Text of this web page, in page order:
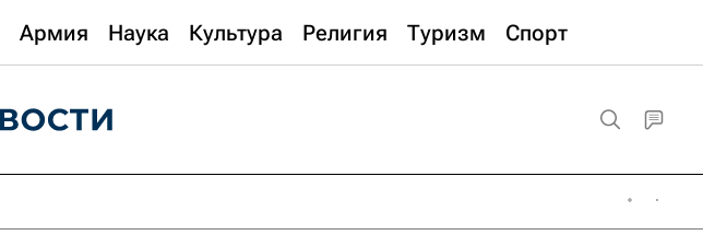
Армия Наука Культура Религия Туризм Спорт